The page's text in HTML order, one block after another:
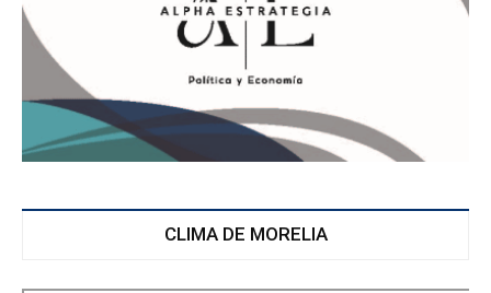
CLIMA DE MORELIA